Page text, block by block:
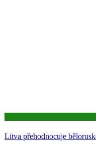
Litva přehodnocuje